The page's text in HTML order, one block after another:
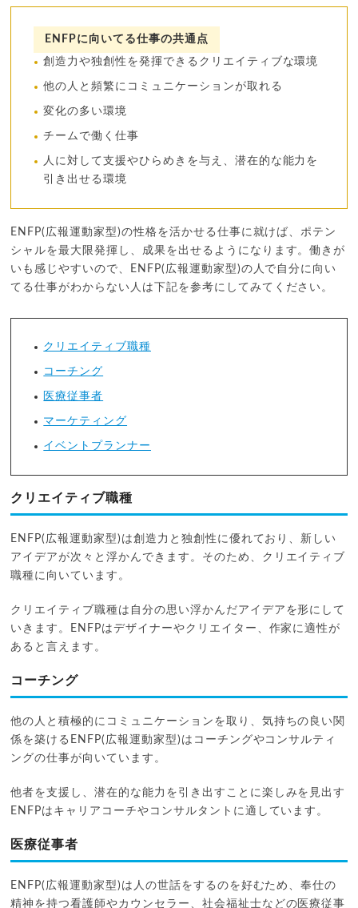
ENFPに向いてる仕事の共通点
創造力や独創性を発揮できるクリエイティブな環境
他の人と頻繁にコミュニケーションが取れる
変化の多い環境
チームで働く仕事
人に対して支援やひらめきを与え、潜在的な能力を
引き出せる環境
ENFP(広報運動家型)の性格を活かせる仕事に就けば、ポテン
シャルを最大限発揮し、成果を出せるようになります。働きが
いも感じやすいので、ENFP(広報運動家型)の人で自分に向い
てる仕事がわからない人は下記を参考にしてみてください。
クリエイティブ職種
コーチング
医療従事者
マーケティング
イベントプランナー
クリエイティブ職種
ENFP(広報運動家型)は創造力と独創性に優れており、新しい
アイデアが次々と浮かんできます。そのため、クリエイティブ
職種に向いています。
クリエイティブ職種は自分の思い浮かんだアイデアを形にして
いきます。ENFPはデザイナーやクリエイター、作家に適性が
あると言えます。
コーチング
他の人と積極的にコミュニケーションを取り、気持ちの良い関
係を築けるENFP(広報運動家型)はコーチングやコンサルティ
ングの仕事が向いています。
他者を支援し、潜在的な能力を引き出すことに楽しみを見出す
ENFPはキャリアコーチやコンサルタントに適しています。
医療従事者
ENFP(広報運動家型)は人の世話をするのを好むため、奉仕の
精神を持つ看護師やカウンセラー、社会福祉士などの医療従事